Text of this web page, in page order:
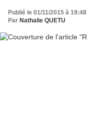
Publié le 01/11/2015 à 19:48
Par Nathalie QUETU